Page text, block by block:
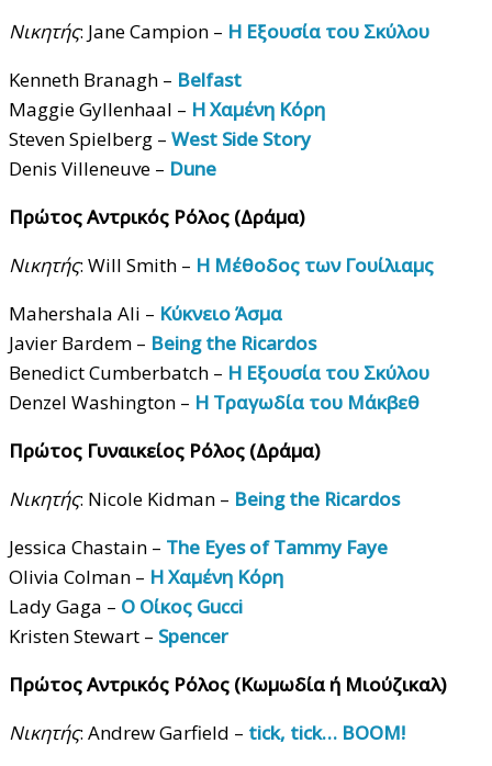
Νικητής: Jane Campion – Η Εξουσία του Σκύλου
Kenneth Branagh – Belfast
Maggie Gyllenhaal – Η Χαμένη Κόρη
Steven Spielberg – West Side Story
Denis Villeneuve – Dune
Πρώτος Αντρικός Ρόλος (Δράμα)
Νικητής: Will Smith – Η Μέθοδος των Γουίλιαμς
Mahershala Ali – Κύκνειο Άσμα
Javier Bardem – Being the Ricardos
Benedict Cumberbatch – Η Εξουσία του Σκύλου
Denzel Washington – Η Τραγωδία του Μάκβεθ
Πρώτος Γυναικείος Ρόλος (Δράμα)
Νικητής: Nicole Kidman – Being the Ricardos
Jessica Chastain – The Eyes of Tammy Faye
Olivia Colman – Η Χαμένη Κόρη
Lady Gaga – Ο Οίκος Gucci
Kristen Stewart – Spencer
Πρώτος Αντρικός Ρόλος (Κωμωδία ή Μιούζικαλ)
Νικητής: Andrew Garfield – tick, tick… BOOM!